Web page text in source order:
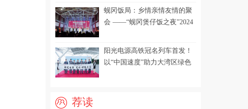
周年之际
2025-08-26
苏，加速结构调整把握消费新机遇
2025-07-18
节”火热开启
蚬冈饭局：乡情亲情友情的聚
会 ——“蚬冈煲仔饭之夜”2024
阳光电源高铁冠名列车首发！
以“中国速度”助力大湾区绿色
荐读